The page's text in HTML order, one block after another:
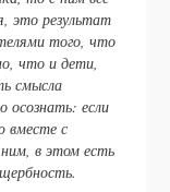
это результат
того, что
что и дети,
смысла
если
вместе с
ним, в этом есть